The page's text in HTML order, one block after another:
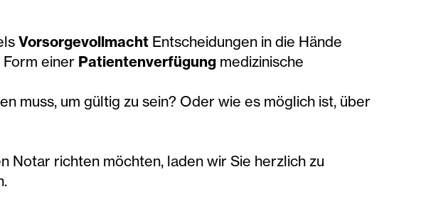
Vorsorgevollmacht Entscheidungen in die Hände
einer Patientenverfügung medizinische
muss, um gültig zu sein? Oder wie es möglich ist, über
Notar richten möchten, laden wir Sie herzlich zu